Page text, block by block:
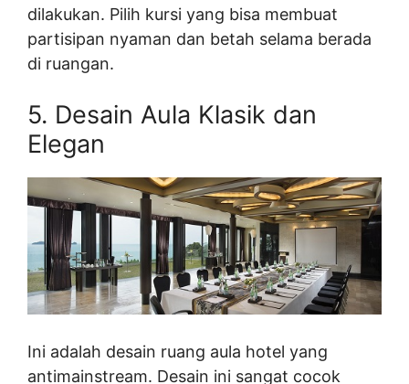
dilakukan. Pilih kursi yang bisa membuat
partisipan nyaman dan betah selama berada
di ruangan.
5. Desain Aula Klasik dan
Elegan
Ini adalah desain ruang aula hotel yang
antimainstream. Desain ini sangat cocok